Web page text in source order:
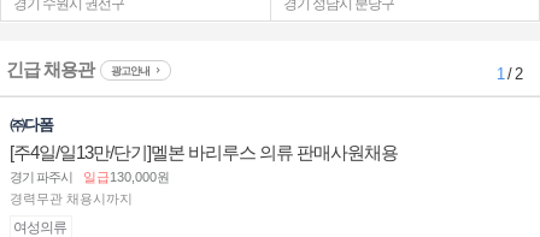
긴급 채용관 광고안내 1/ 2
㈜다폼
[주4일/일13만/단기]멜본 바리루스 의류 판매사원채용
경기 파주시 일급130,000원
경력무관 채용시까지
여성의류